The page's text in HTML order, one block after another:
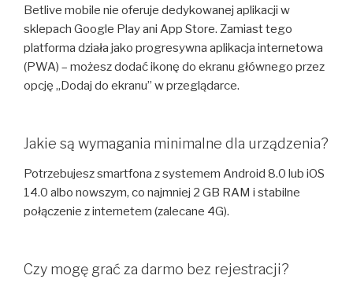
Betlive mobile nie oferuje dedykowanej aplikacji w
sklepach Google Play ani App Store. Zamiast tego
platforma działa jako progresywna aplikacja internetowa
(PWA) – możesz dodać ikonę do ekranu głównego przez
opcję „Dodaj do ekranu” w przeglądarce.
Jakie są wymagania minimalne dla urządzenia?
Potrzebujesz smartfona z systemem Android 8.0 lub iOS
14.0 albo nowszym, co najmniej 2 GB RAM i stabilne
połączenie z internetem (zalecane 4G).
Czy mogę grać za darmo bez rejestracji?